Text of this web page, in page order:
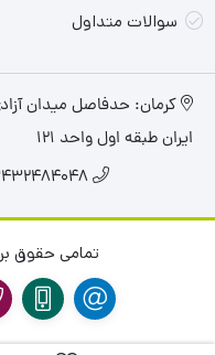
طراحی مقاوم: این
مقاومت در برابر ضربه،
عملکرد عالی در انجام
سیستم عامل و برنامه‌ها,
اطمینان و عملکرد قابل
سوالات متداول
ایران طبقه اول واحد ۱۲۱
تمامی حقوق